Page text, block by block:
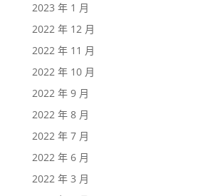
2023 年 1 月
2022 年 12 月
2022 年 11 月
2022 年 10 月
2022 年 9 月
2022 年 8 月
2022 年 7 月
2022 年 6 月
2022 年 3 月